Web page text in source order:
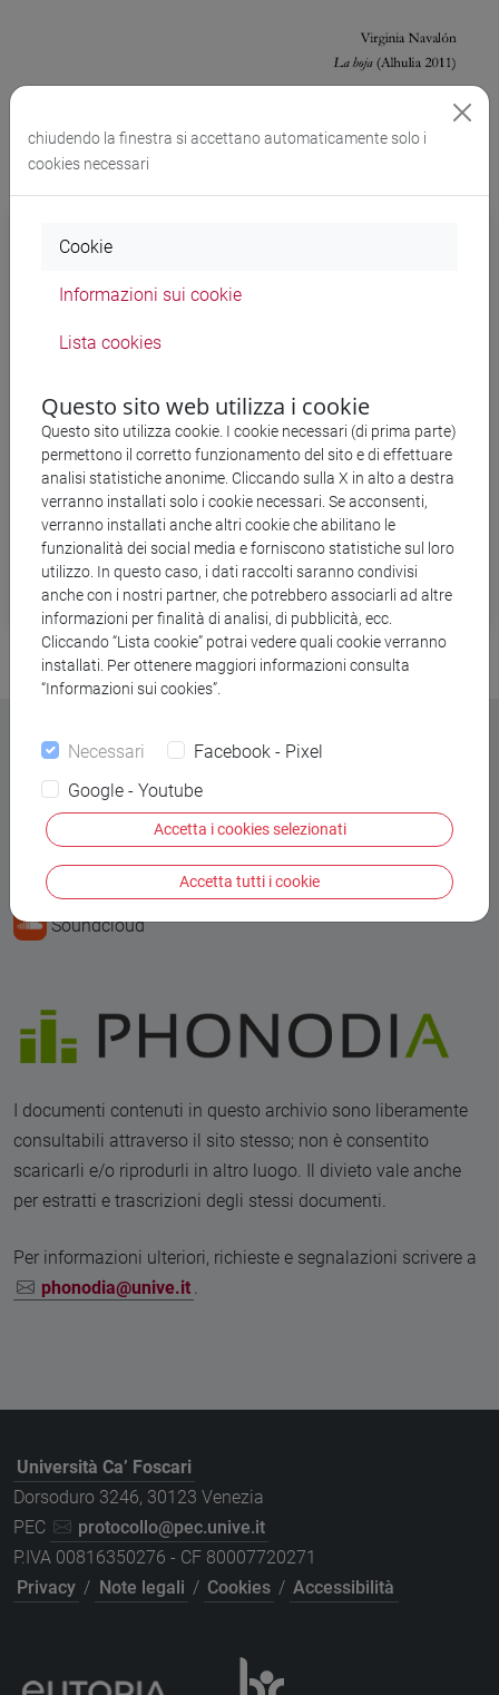
Trascrizione ai sensi della normativa
Momento no es nunca
Momento no es nunca
como viento derramado
entre blandos montes.
Sencillamente, momento no es
de memorar ausencias.
"La hoja" (Alhulia 2011)
Contatti
Alessandro Mistrorigo
Soundcloud
I documenti contenuti in questo archivio sono liberamente
consultabili attraverso il sito stesso; non è consentito
scaricarli e/o riprodurli in altro luogo. Il divieto vale anche
per estratti e trascrizioni degli stessi documenti.
Per informazioni ulteriori, richieste e segnalazioni scrivere a
phonodia@unive.it .
Università Ca’ Foscari
Dorsoduro 3246, 30123 Venezia
PEC
protocollo@pec.unive.it
P.IVA 00816350276 - CF 80007720271
Privacy / Note legali / Cookies / Accessibilità
chiudendo la finestra si accettano automaticamente solo i
cookies necessari
Cookie
Informazioni sui cookie
Lista cookies
Questo sito web utilizza i cookie
Questo sito utilizza cookie. I cookie necessari (di prima parte)
permettono il corretto funzionamento del sito e di effettuare
analisi statistiche anonime. Cliccando sulla X in alto a destra
verranno installati solo i cookie necessari. Se acconsenti,
verranno installati anche altri cookie che abilitano le
funzionalità dei social media e forniscono statistiche sul loro
utilizzo. In questo caso, i dati raccolti saranno condivisi
anche con i nostri partner, che potrebbero associarli ad altre
informazioni per finalità di analisi, di pubblicità, ecc.
Cliccando “Lista cookie” potrai vedere quali cookie verranno
installati. Per ottenere maggiori informazioni consulta
“Informazioni sui cookies”.
Necessari
Facebook - Pixel
Google - Youtube
Accetta i cookies selezionati
Accetta tutti i cookie